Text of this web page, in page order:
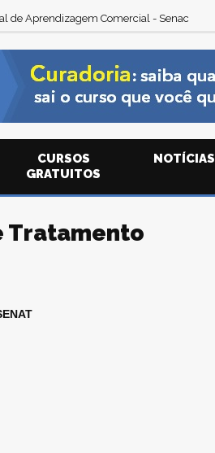
de Aprendizagem Comercial - Senac
CURSOS
GRATUITOS
NOTÍCIAS
Tratamento